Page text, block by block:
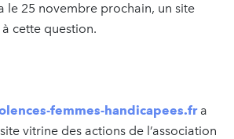
le 25 novembre prochain, un site
cette question.
femmes-handicapees.fra
vitrine des actions de l’association